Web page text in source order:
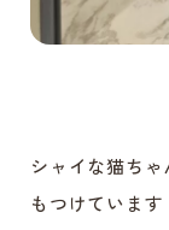
シャイな猫ち
もつけています